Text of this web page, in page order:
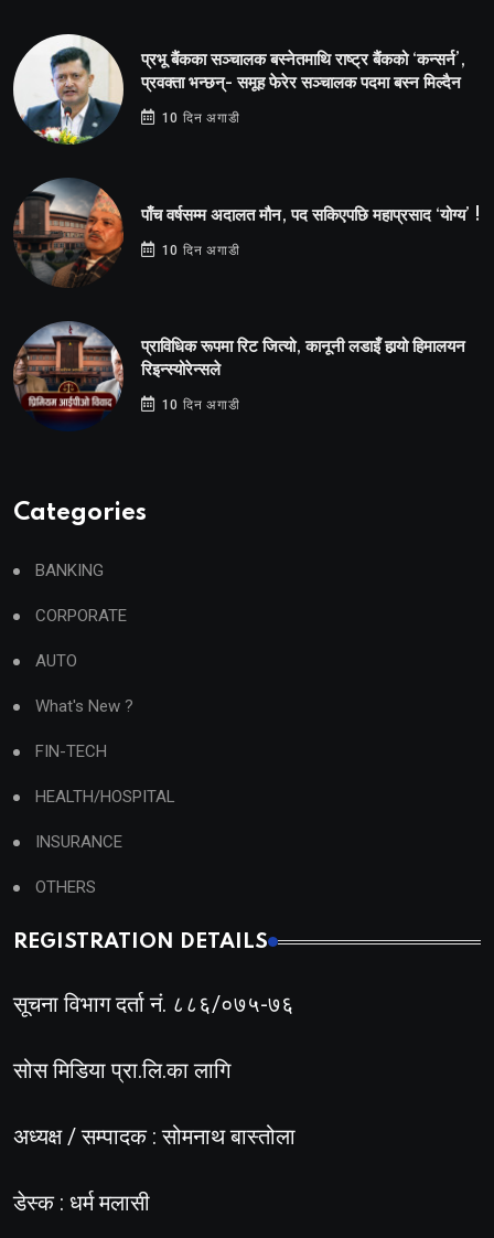
प्रभू बैंकका सञ्चालक बस्नेतमाथि राष्ट्र बैंकको ‘कन्सर्न’,
प्रवक्ता भन्छन्- समूह फेरेर सञ्चालक पदमा बस्न मिल्दैन
10 दिन अगाडी
पाँच वर्षसम्म अदालत मौन, पद सकिएपछि महाप्रसाद ‘योग्य’ !
10 दिन अगाडी
प्राविधिक रूपमा रिट जित्यो, कानूनी लडाइँ हार्‍यो हिमालयन
रिइन्स्योरेन्सले
10 दिन अगाडी
Categories
BANKING
CORPORATE
AUTO
What's New ?
FIN-TECH
HEALTH/HOSPITAL
INSURANCE
OTHERS
REGISTRATION DETAILS
सूचना विभाग दर्ता नं. ८८६/०७५-७६
सोस मिडिया प्रा.लि.का लागि
अध्यक्ष / सम्पादक : सोमनाथ बास्तोला
डेस्क : धर्म मलासी